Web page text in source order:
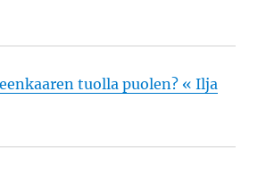
tuolla puolen? « Ilja